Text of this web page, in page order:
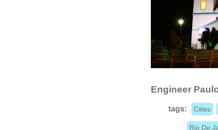
Engineer
tags: Cities
Rio De